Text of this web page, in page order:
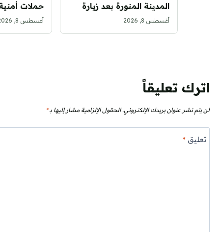
المدينة المنورة بعد زيارة
المسجد النبوي الشريف
أغسطس 8, 2026
حملات
بالمملكة
أغسطس 8, 2026
اترك تعليقاً
لن يتم نشر عنوان بريدك الإلكتروني. الحقول الإلزامية مشار إليها بـ*
تعليق*